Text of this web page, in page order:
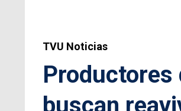
TVU Noticias
Productores
buscan